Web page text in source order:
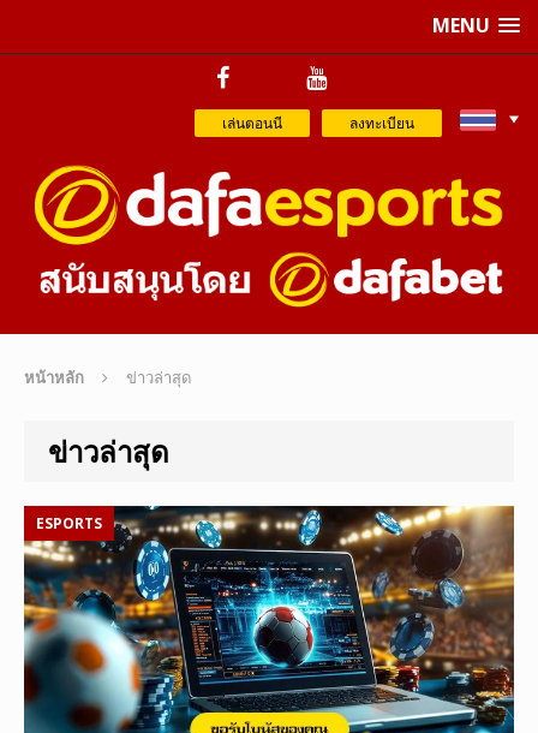
MENU
เล่นตอนนี ลงทะเบียน
หน้าหลัก ข่าวล่าสุด
ข่าวล่าสุด
ESPORTS